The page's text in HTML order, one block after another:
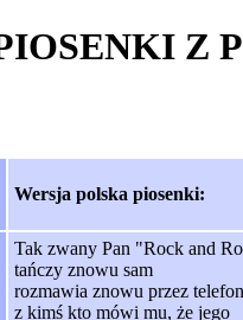
Wersja polska piosenki:
Tak zwany Pan "Rock and
tańczy znowu sam
rozmawia znowu przez telefon
z kimś kto mówi mu, że jego